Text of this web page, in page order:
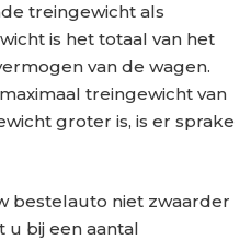
treingewicht als
is het totaal van het
van de wagen.
treingewicht van
groter is, is er sprake
bestelauto niet zwaarder
u bij een aantal